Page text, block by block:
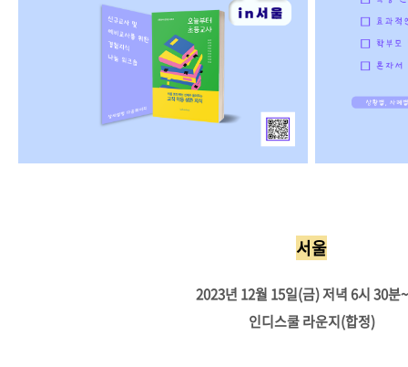
서울
2023년 12월 15일(금) 저녁 6시 30분
인디스쿨 라운지(합정)